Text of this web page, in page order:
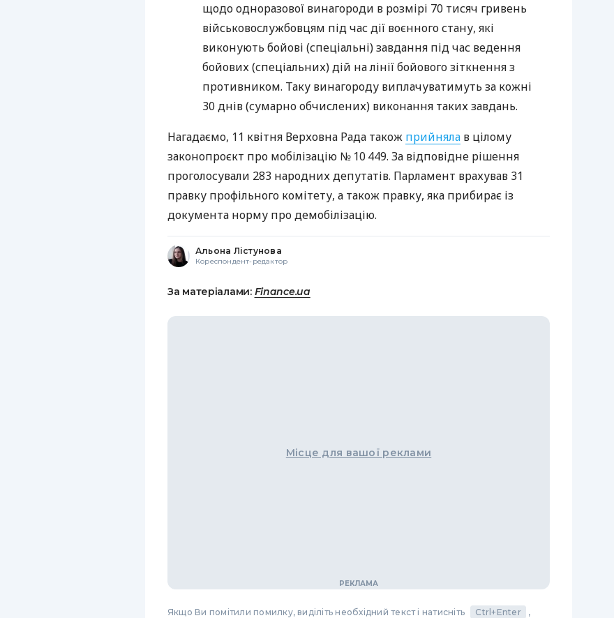
щодо одноразової винагороди в розмірі 70 тисяч гривень
військовослужбовцям під час дії воєнного стану, які
виконують бойові (спеціальні) завдання під час ведення
бойових (спеціальних) дій на лінії бойового зіткнення з
противником. Таку винагороду виплачуватимуть за кожні
30 днів (сумарно обчислених) виконання таких завдань.
Нагадаємо, 11 квітня Верховна Рада також прийняла в цілому
законопроєкт про мобілізацію № 10 449. За відповідне рішення
проголосували 283 народних депутатів. Парламент врахував 31
правку профільного комітету, а також правку, яка прибирає із
документа норму про демобілізацію.
Альона Лістунова
Кореспондент-редактор
За матеріалами: Finance.ua
Місце для вашої реклами
Якщо Ви помітили помилку, виділіть необхідний текст і натисніть Ctrl+Enter
,